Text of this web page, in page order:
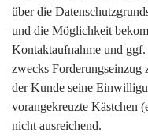
über die
und die Möglichkeit
Kontaktaufnahme und ggf.
zwecks Forderungseinzug
der Kunde seine
vorangekreuzte Kästchen
nicht ausreichend.